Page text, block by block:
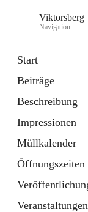
Viktorsberg
Navigation
Start
Beiträge
Beschreibung
Impressionen
Müllkalender
Öffnungszeiten
Veranstaltungen
1 Schnellzugriff
Bürgerservice
10 Schnellzugriffe